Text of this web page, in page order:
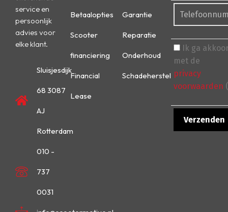
service en
persoonlijk
advies voor
elke klant.
Sluisjesdijk
68 3087
AJ
Rotterdam
010 -
737
0031
Betaalopties
Scooter
financiering
Financial
Lease
Garantie
Reparatie
Onderhoud
Schadeherstel
Ik ga
met de
privacy
voorwaarden